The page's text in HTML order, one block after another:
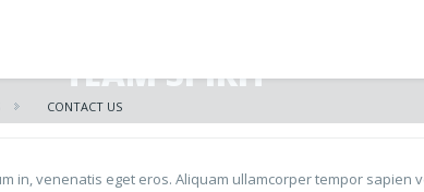
CONTACT US
TEAM SPIRIT
in, venenatis eget eros. Aliquam ullamcorper tempor sapien